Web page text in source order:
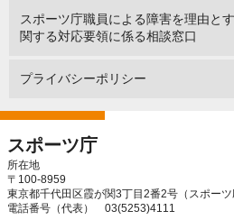
スポーツ庁職員による障害を理由と
関する対応要領に係る相談窓口
プライバシーポリシー
スポーツ庁
所在地
〒100-8959
東京都千代田区霞が関3丁目2番2号（ スポー
電話番号（代表） 03(5253)4111